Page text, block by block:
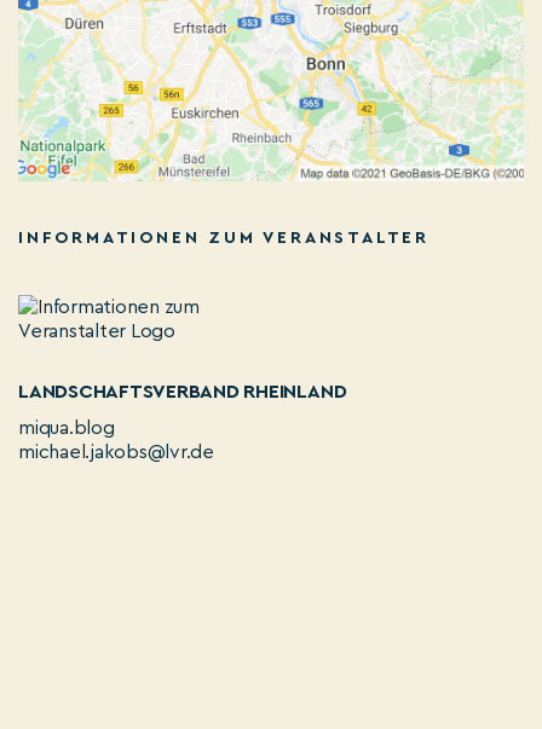
INFORMATIONEN ZUM VERANSTALTER
LANDSCHAFTSVERBAND RHEINLAND
miqua.blog
michael.jakobs@lvr.de